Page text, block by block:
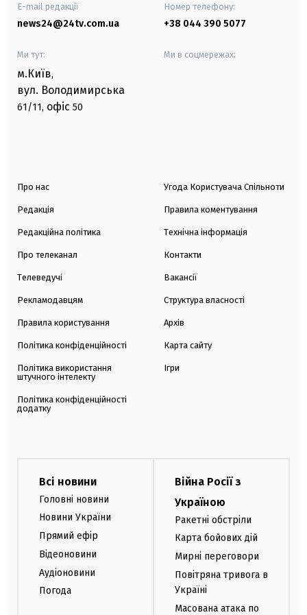
E-mail редакції
news24@24tv.com.ua
Номер телефону:
+38 044 390 5077
Ми тут:
м.Київ,
вул. Володимирська
61/11, офіс 50
Ми в соцмережах:
Про нас
Редакція
Редакційна політика
Про телеканал
Телеведучі
Рекламодавцям
Правила користування
Політика конфіденційності
Політика використання
штучного інтелекту
Політика конфіденційності
додатку
Угода Користувача Спільноти
Правила коментування
Технічна інформація
Контакти
Вакансії
Структура власності
Архів
Карта сайту
Ігри
Всі новини
Головні новини
Новини України
Прямий ефір
Відеоновини
Аудіоновини
Погода
Війна Росії з
Україною
Ракетні обстріли
Карта бойових дій
Мирні переговори
Повітряна тривога в
Україні
Масована атака по